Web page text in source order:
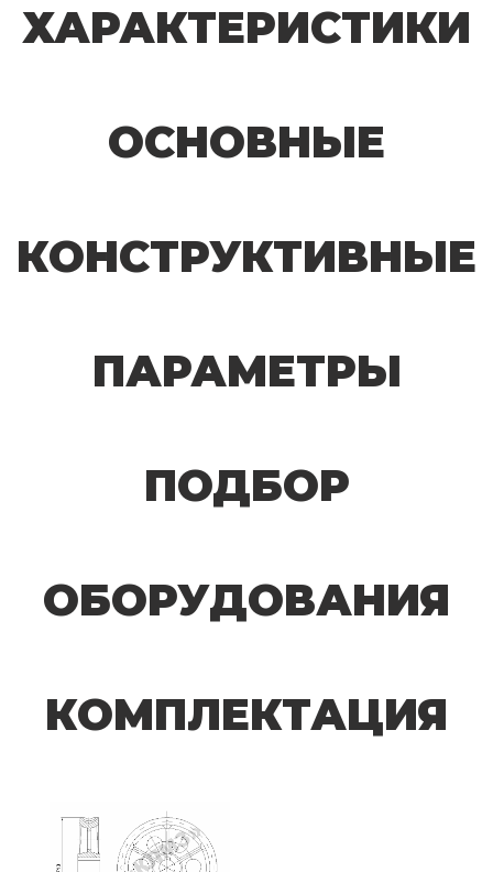
ХАРАКТЕРИСТИКИ
ОСНОВНЫЕ
КОНСТРУКТИВНЫЕ
ПАРАМЕТРЫ
ПОДБОР
ОБОРУДОВАНИЯ
КОМПЛЕКТАЦИЯ